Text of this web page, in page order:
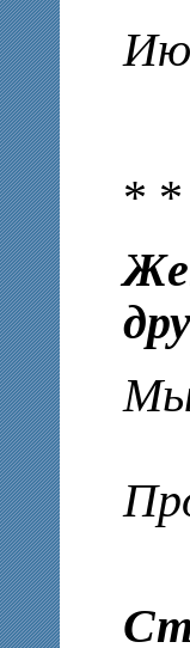
*
Мы